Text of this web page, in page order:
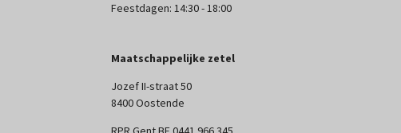
Feestdagen: 14:30 - 18:00
Maatschappelijke zetel
Jozef II-straat 50
8400 Oostende